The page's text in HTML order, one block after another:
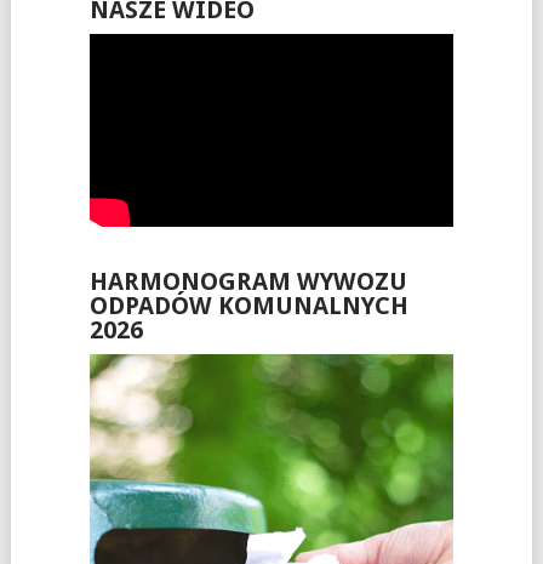
NASZE WIDEO
HARMONOGRAM WYWOZU
ODPADÓW KOMUNALNYCH
2026